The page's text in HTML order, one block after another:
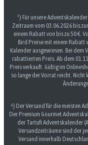
³) Für unsere
Zeitraum vom 03.06.2026 bis
einem Rabatt von bis zu 50 €.
Bird Preise mit einem Rabatt
Kalender ausgewiesen. Bei dem
rabattierten Preis. Ab dem
Preis verkauft. Gültig im
so lange der Vorrat reicht.
⁴) Der Versand für die meisten
Der Premium Gourmet
der Tartufi Adventskalender
Versandzeiträume sind der
Versand innerhalb